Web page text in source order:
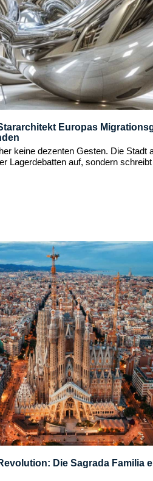
Europas
keine dezenten Gesten. Die Stadt
Lagerdebatten auf, sondern
Die Sagrada Familia